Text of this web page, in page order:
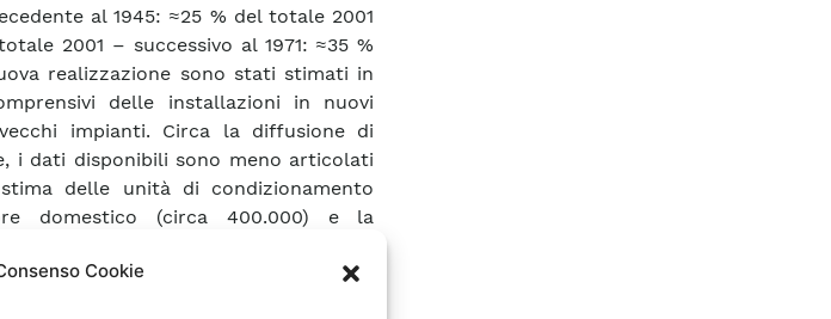
Cookie
al 1945: ≈25 % del totale 2001
2001 – successivo al 1971: ≈35 %
realizzazione sono stati stimati in
delle installazioni in nuovi
impianti. Circa la diffusione di
i dati disponibili sono meno articolati
delle unità di condizionamento
domestico (circa 400.000) e la
e Sud.
dal metano, gasolio, GPL, energia